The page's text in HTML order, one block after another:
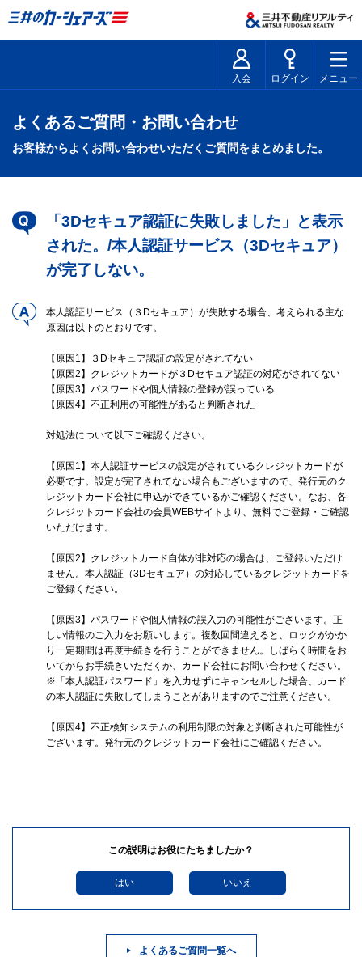
入会 ログイン メニュー
よくあるご質問・お問い合わせ
お客様からよくお問い合わせいただくご質問をまとめました。
「3Dセキュア認証に失敗しました」と表示
された。/本人認証サービス（3Dセキュア）
が完了しない。
本人認証サービス（３Dセキュア）が失敗する場合、考えられる主な
原因は以下のとおりです。
【原因1】３Dセキュア認証の設定がされてない
【原因2】クレジットカードが３Dセキュア認証の対応がされてない
【原因3】パスワードや個人情報の登録が誤っている
【原因4】不正利用の可能性があると判断された
対処法について以下ご確認ください。
【原因1】本人認証サービスの設定がされているクレジットカードが
必要です。設定が完了されてない場合もございますので、発行元のク
レジットカード会社に申込ができているかご確認ください。なお、各
クレジットカード会社の会員WEBサイトより、無料でご登録・ご確認
いただけます。
【原因2】クレジットカード自体が非対応の場合は、ご登録いただけ
ません。本人認証（3Dセキュア）の対応しているクレジットカードを
ご登録ください。
【原因3】パスワードや個人情報の誤入力の可能性がございます。正
しい情報のご入力をお願いします。複数回間違えると、ロックがかか
り一定期間は再度手続きを行うことができません。しばらく時間をお
いてからお手続きいただくか、カード会社にお問い合わせください。
※「本人認証パスワード」を入力せずにキャンセルした場合、カード
の本人認証に失敗してしまうことがありますのでご注意ください。
【原因4】不正検知システムの利用制限の対象と判断された可能性が
ございます。発行元のクレジットカード会社にご確認ください。
この説明はお役にたちましたか？
はい いいえ
よくあるご質問一覧へ